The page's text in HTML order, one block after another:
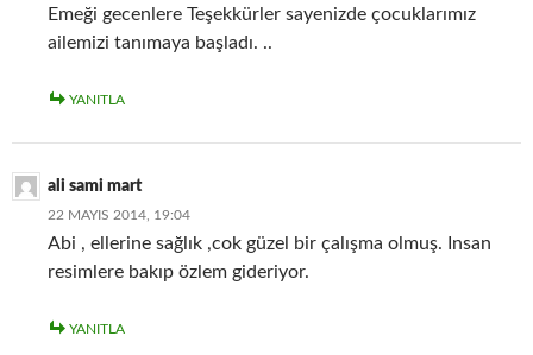
Emeği gecenlere Teşekkürler sayenizde çocuklarımız
ailemizi tanımaya başladı. ..
YANITLA
ali sami mart
22 MAYIS 2014, 19:04
Abi , ellerine sağlık ,cok güzel bir çalışma olmuş. Insan
resimlere bakıp özlem gideriyor.
YANITLA